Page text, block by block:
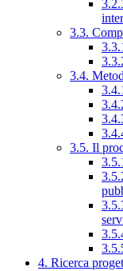
3.3.
3.4.
3.5. Il
4. Ricerca